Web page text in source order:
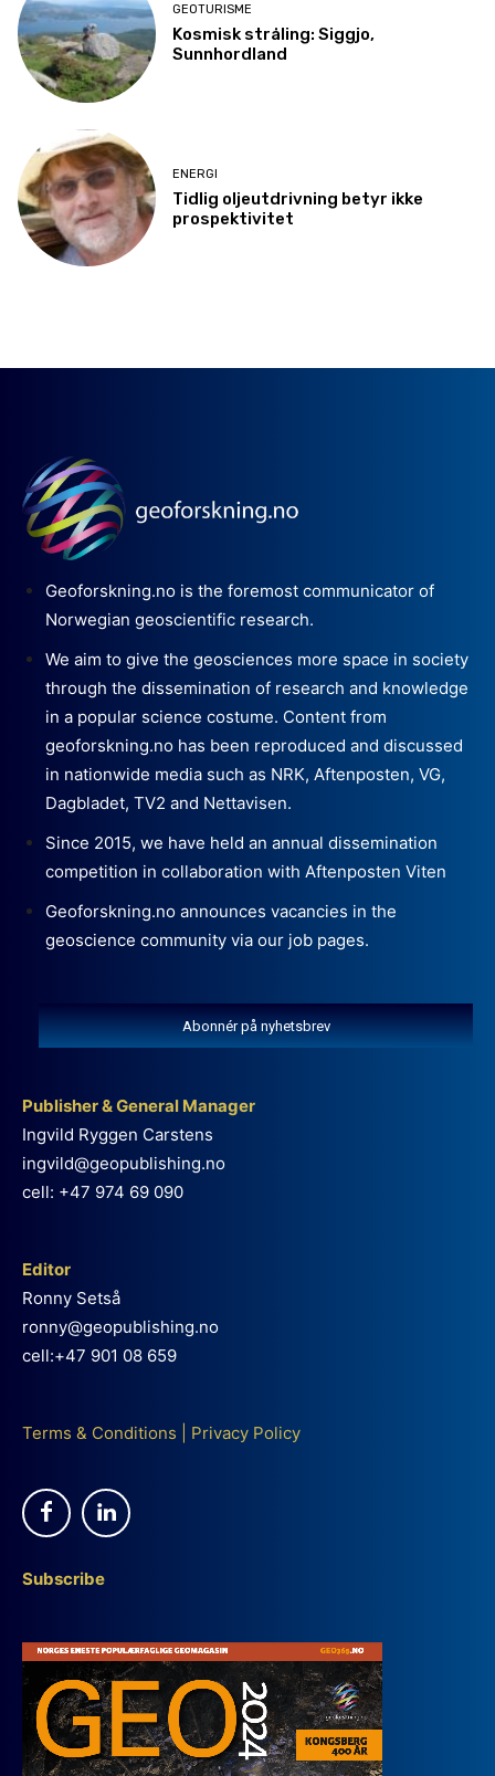
GEOTURISME
Kosmisk stråling: Siggjo,
Sunnhordland
ENERGI
Tidlig oljeutdrivning betyr ikke
prospektivitet
Geoforskning.no is the foremost communicator of
Norwegian geoscientific research.
We aim to give the geosciences more space in society
through the dissemination of research and knowledge
in a popular science costume. Content from
geoforskning.no has been reproduced and discussed
in nationwide media such as NRK, Aftenposten, VG,
Dagbladet, TV2 and Nettavisen.
Since 2015, we have held an annual dissemination
competition in collaboration with Aftenposten Viten
Geoforskning.no announces vacancies in the
geoscience community via our job pages.
Abonnér på nyhetsbrev
Publisher & General Manager
Ingvild Ryggen Carstens
ingvild@geopublishing.no
cell: +47 974 69 090
Editor
Ronny Setså
ronny@geopublishing.no
cell:+47 901 08 659
Terms & Conditions Privacy Policy
Subscribe